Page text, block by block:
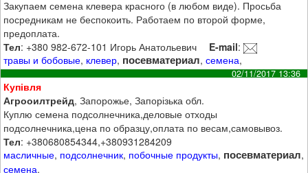
Закупаем семена клевера красного (в любом виде). Просьба
посредникам не беспокоить. Работаем по второй форме,
предоплата.
Тел: +380 982-672-101 Игорь Анатольевич E-mail:
травы и бобовые, клевер, посевматериал,семена,
02/11/2017 13:36
Купівля
Агрооилтрейд, Запорожье, Запорізька обл.
Куплю семена подсолнечника,деловые отходы
подсолнечника,цена по образцу,оплата по весам,самовывоз.
Тел: +380680854344,+380931284209
масличные, подсолнечник, побочные продукты, посевматериал,
семена,